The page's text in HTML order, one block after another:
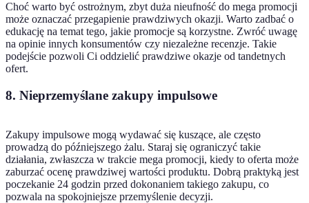
Choć warto być ostrożnym, zbyt duża nieufność do mega promocji
może oznaczać przegapienie prawdziwych okazji. Warto zadbać o
edukację na temat tego, jakie promocje są korzystne. Zwróć uwagę
na opinie innych konsumentów czy niezależne recenzje. Takie
podejście pozwoli Ci oddzielić prawdziwe okazje od tandetnych
ofert.
8. Nieprzemyślane zakupy impulsowe
Zakupy impulsowe mogą wydawać się kuszące, ale często
prowadzą do późniejszego żalu. Staraj się ograniczyć takie
działania, zwłaszcza w trakcie mega promocji, kiedy to oferta może
zaburzać ocenę prawdziwej wartości produktu. Dobrą praktyką jest
poczekanie 24 godzin przed dokonaniem takiego zakupu, co
pozwala na spokojniejsze przemyślenie decyzji.